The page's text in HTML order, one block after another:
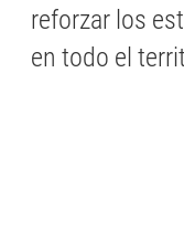
reforzar los
en todo el